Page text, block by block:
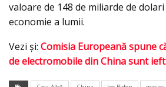
valoare de 148 de miliarde de
economie a lumii.
Vezi și: Comisia Europeană spune
de electromobile din China sunt